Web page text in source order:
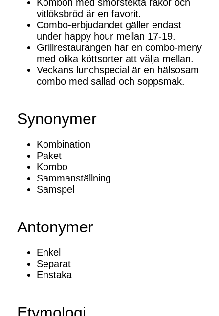
Kombon med smörstekta räkor och
vitlöksbröd är en favorit.
Combo-erbjudandet gäller endast
under happy hour mellan 17-19.
Grillrestaurangen har en combo-meny
med olika köttsorter att välja mellan.
Veckans lunchspecial är en hälsosam
combo med sallad och soppsmak.
Synonymer
Kombination
Paket
Kombo
Sammanställning
Samspel
Antonymer
Enkel
Separat
Enstaka